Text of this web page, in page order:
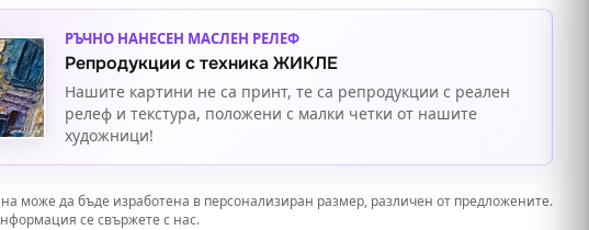
РЪЧНО НАНЕСЕН МАСЛЕН РЕЛЕФ
Репродукции с техника ЖИКЛЕ
Нашите картини не са принт, те са репродукции с реален
релеф и текстура, положени с малки четки от нашите
художници!
може да бъде изработена в персонализиран размер, различен от предложените.
се свържете с нас.